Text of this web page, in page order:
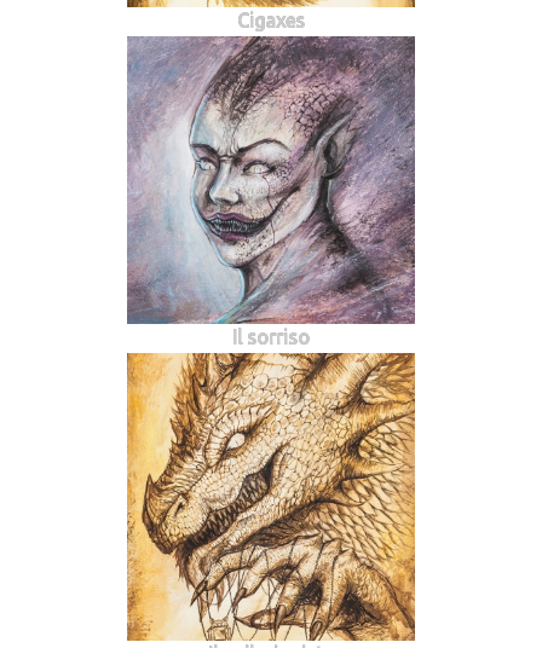
Cigaxes
Il sorriso